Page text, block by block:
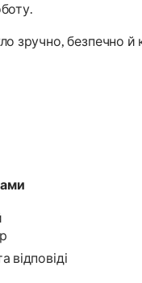
безпечно й
відповіді